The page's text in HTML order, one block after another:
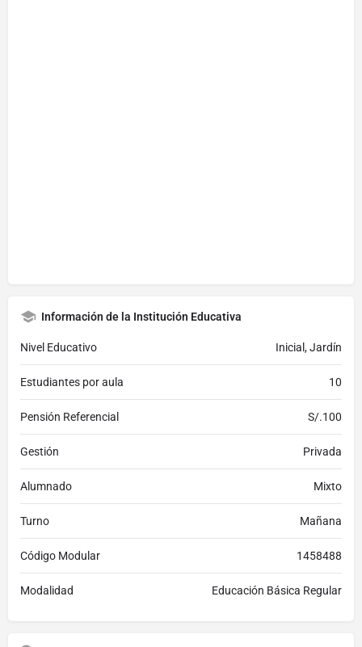
Información de la Institución Educativa
Nivel Educativo Inicial, Jardín
Estudiantes por aula 10
Pensión Referencial S/.100
Gestión Privada
Alumnado Mixto
Turno Mañana
Código Modular 1458488
Modalidad Educación Básica Regular